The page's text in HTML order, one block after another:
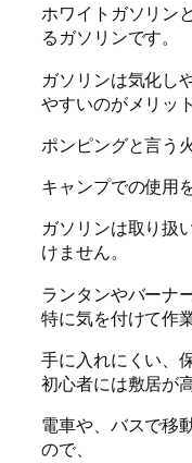
ホワイトガソリン
るガソリンです。
ガソリンは気化し
やすいのがメリッ
ポンピングと言う
キャンプでの使用
ガソリンは取り扱
けません。
ランタンやバーナ
特に気を付けて作
手に入れにくい、
初心者には敷居が
電車や、バスで移
ので、